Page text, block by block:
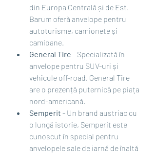
din Europa Centrală și de Est.
Barum oferă anvelope pentru
autoturisme, camionete și
camioane.
General Tire - Specializată în
anvelope pentru SUV-uri și
vehicule off-road, General Tire
are o prezență puternică pe piața
nord-americană.
Semperit - Un brand austriac cu
o lungă istorie, Semperit este
cunoscut în special pentru
anvelopele sale de iarnă de înaltă